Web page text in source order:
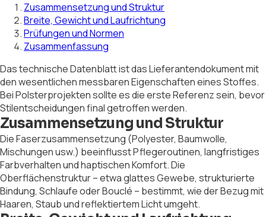
Zusammensetzung und Struktur
Breite, Gewicht und Laufrichtung
Prüfungen und Normen
Zusammenfassung
Das technische Datenblatt ist das Lieferantendokument mit
den wesentlichen messbaren Eigenschaften eines Stoffes.
Bei Polsterprojekten sollte es die erste Referenz sein, bevor
Stilentscheidungen final getroffen werden.
Zusammensetzung und Struktur
Die Faserzusammensetzung (Polyester, Baumwolle,
Mischungen usw.) beeinflusst Pflegeroutinen, langfristiges
Farbverhalten und haptischen Komfort. Die
Oberflächenstruktur – etwa glattes Gewebe, strukturierte
Bindung, Schlaufe oder Bouclé – bestimmt, wie der Bezug mit
Haaren, Staub und reflektiertem Licht umgeht.